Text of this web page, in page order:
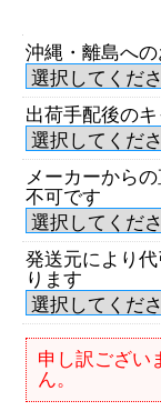
沖縄・離島へ
出荷手配後の
メーカーから
不可です
発送元により
ります
申し訳ござい
ん。